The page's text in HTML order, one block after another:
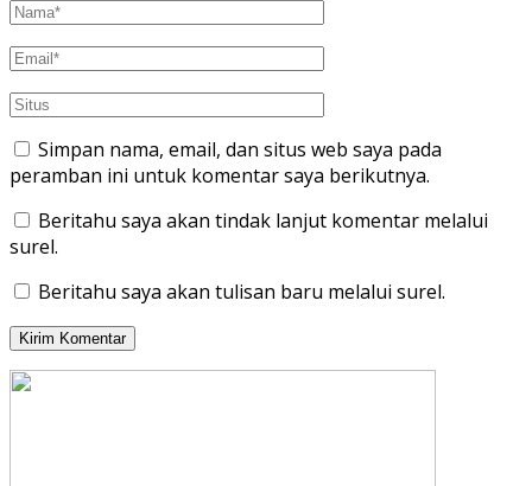
Simpan nama, email, dan situs web saya pada
peramban ini untuk komentar saya berikutnya.
Beritahu saya akan tindak lanjut komentar melalui
surel.
Beritahu saya akan tulisan baru melalui surel.